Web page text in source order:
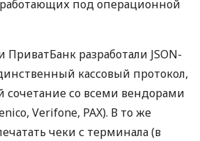
под операционной
разработали JSON-
кассовый протокол,
со всеми вендорами
Verifone, PAX). В то же
чеки с терминала (в